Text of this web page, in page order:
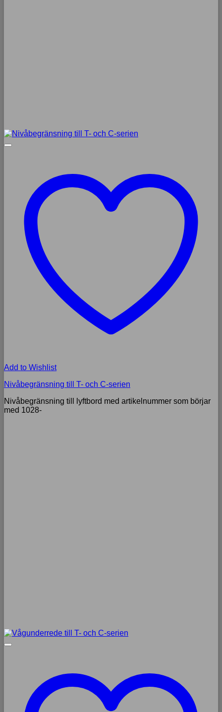
Add to Wishlist
Nivåbegränsning till T- och C-serien
Nivåbegränsning till lyftbord med artikelnummer som börjar
med 1028-